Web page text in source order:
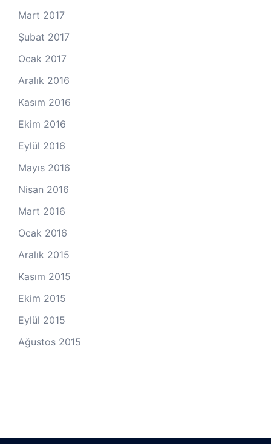
Mart 2017
Şubat 2017
Ocak 2017
Aralık 2016
Kasım 2016
Ekim 2016
Eylül 2016
Mayıs 2016
Nisan 2016
Mart 2016
Ocak 2016
Aralık 2015
Kasım 2015
Ekim 2015
Eylül 2015
Ağustos 2015